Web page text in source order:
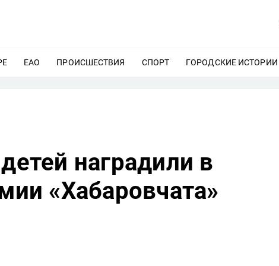
ЕЩЕ
ЕАО ЕЩЕ
ПРОИСШЕСТВИЯ ЕЩЕ
СПОРТ ЕЩЕ
ГОРОДСКИЕ ИСТОРИИ
наградили в
«Хабаровчата»